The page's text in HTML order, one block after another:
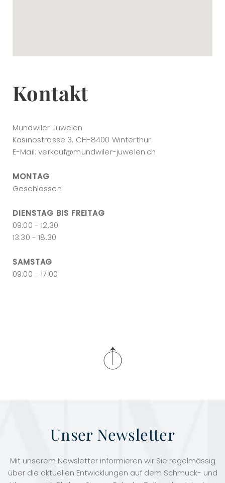
Kontakt
Mundwiler Juwelen
Kasinostrasse 3, CH-8400 Winterthur
E-Mail:verkauf@mundwiler-juwelen.ch
MONTAG
Geschlossen
DIENSTAG BIS FREITAG
09:00 - 12.30
13:30 - 18.30
SAMSTAG
09:00 - 17.00
Unser Newsletter
Mit unserem Newsletter informieren wir Sie regelmässig
über die aktuellen Entwicklungen auf dem Schmuck- und